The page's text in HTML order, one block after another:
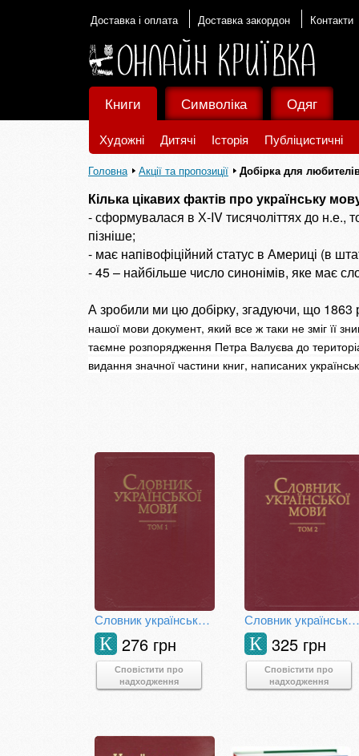
Доставка і оплата Доставка закордон Контакти
Книги
Художні Дитячі Історія Публіцистичні
Символіка Одяг
Головна Акції та пропозиції Добірка для
Кілька цікавих фактів про українську
- сформувалася в Х-IV тисячоліттях до н.е.,
пізніше;
- має напівофіційний статус в Америці (в
- 45 – найбільше число синонімів, яке має
А зробили ми цю добірку, згадуючи, що
нашої мови документ, який все ж таки не зміг її
таємне розпорядження Петра Валуєва до
видання значної частини книг, написаних
Словник української мови в 20 томах. Т. 1
276 грн
К
Сповістити про
надходження
Словник української мови в 20 томах. Т. 2
325 грн
К
Сповістити про
надходження